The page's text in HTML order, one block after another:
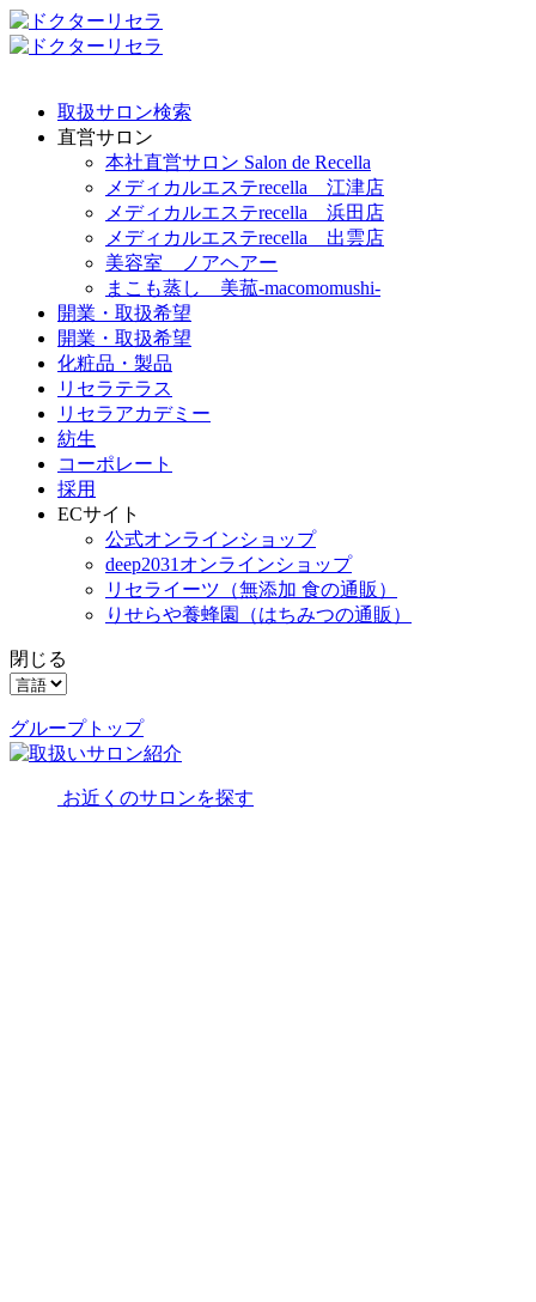
取扱サロン検索
直営サロン
本社直営サロン Salon de Recella
メディカルエステrecella 江津店
メディカルエステrecella 浜田店
メディカルエステrecella 出雲店
美容室 ノアヘアー
まこも蒸し 美菰-macomomushi-
開業・取扱希望
開業・取扱希望
化粧品・製品
リセラテラス
リセラアカデミー
紡生
コーポレート
採用
ECサイト
公式オンラインショップ
deep2031オンラインショップ
リセライーツ （無添加 食の通販）
りせらや養蜂園
（はちみつの通販）
閉じる
グループトップ
お近くのサロンを探す